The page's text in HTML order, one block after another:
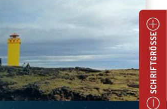
SCHRIFTGRÖSSE